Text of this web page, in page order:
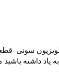
تلویزیون
یاد داشته